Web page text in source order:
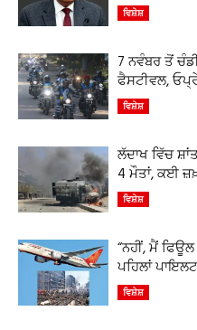
ਵਿਸ਼ੇਸ਼
7 ਨਵੰਬਰ ਤੋਂ
ਫੈਸਟੀਵਲ,
ਵਿਸ਼ੇਸ਼
ਲੱਦਾਖ ਵਿੱਚ
4 ਮੌਤਾਂ, ਕਈ
ਵਿਸ਼ੇਸ਼
“ਨਹੀਂ, ਮੈਂ
ਪਹਿਲਾਂ
ਵਿਸ਼ੇਸ਼